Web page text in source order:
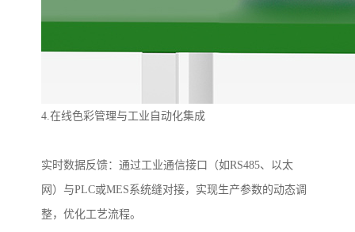
4. 在线色彩管理与工业自动化集成
实时数据反馈：通过工业通信接口（如RS485、以太
网）与PLC或MES系统缝对接，实现生产参数的动态调
整，优化工艺流程。